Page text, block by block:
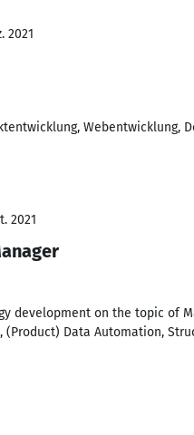
2021
Webentwicklung,
2021
development on the topic of
Data Automation,